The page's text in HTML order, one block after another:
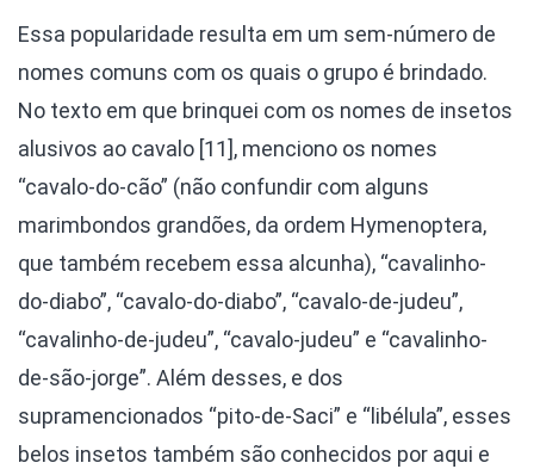
Essa popularidade resulta em um sem-número de
nomes comuns com os quais o grupo é brindado.
No texto em que brinquei com os nomes de insetos
alusivos ao cavalo [11], menciono os nomes
“cavalo-do-cão” (não confundir com alguns
marimbondos grandões, da ordem Hymenoptera,
que também recebem essa alcunha), “cavalinho-
do-diabo”, “cavalo-do-diabo”, “cavalo-de-judeu”,
“cavalinho-de-judeu”, “cavalo-judeu” e “cavalinho-
de-são-jorge”. Além desses, e dos
supramencionados “pito-de-Saci” e “libélula”, esses
belos insetos também são conhecidos por aqui e